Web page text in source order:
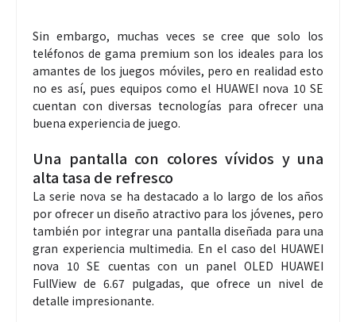
Sin embargo, muchas veces se cree que solo los
teléfonos de gama premium son los ideales para los
amantes de los juegos móviles, pero en realidad esto
no es así, pues equipos como el HUAWEI nova 10 SE
cuentan con diversas tecnologías para ofrecer una
buena experiencia de juego.
Una pantalla con colores vívidos y una
alta tasa de refresco
La serie nova se ha destacado a lo largo de los años
por ofrecer un diseño atractivo para los jóvenes, pero
también por integrar una pantalla diseñada para una
gran experiencia multimedia. En el caso del HUAWEI
nova 10 SE cuentas con un panel OLED HUAWEI
FullView de 6.67 pulgadas, que ofrece un nivel de
detalle impresionante.